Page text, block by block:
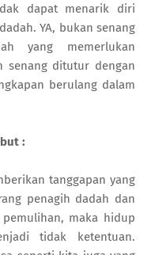
dapat menarik diri
YA, bukan senang
yang memerlukan
senang ditutur dengan
berulang dalam
:
tanggapan yang
penagih dadah dan
maka hidup
tidak ketentuan.